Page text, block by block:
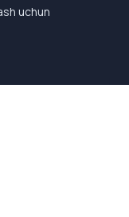
uchun